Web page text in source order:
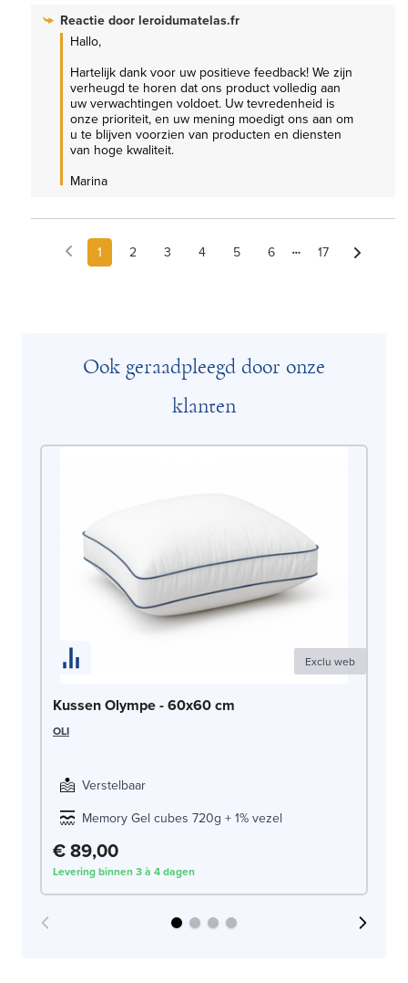
Reactie door leroidumatelas.fr
Hallo,
Hartelijk dank voor uw positieve feedback! We zijn
verheugd te horen dat ons product volledig aan
uw verwachtingen voldoet. Uw tevredenheid is
onze prioriteit, en uw mening moedigt ons aan om
u te blijven voorzien van producten en diensten
van hoge kwaliteit.
Marina
1 2 3 4 5 6 17
Ook geraadpleegd door onze
klanten
Exclu web
Kussen Olympe - 60x60 cm
OLI
Verstelbaar
Memory Gel cubes 720g + 1% vezel
€ 89,00
Levering binnen 3 à 4 dagen